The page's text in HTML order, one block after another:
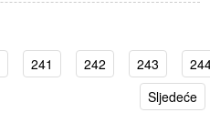
241 242 243
Sljedeće